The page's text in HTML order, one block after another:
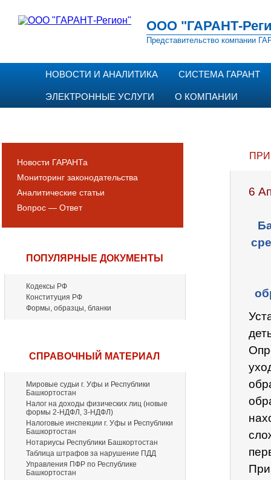
ООО "ГАРАНТ-
Представительство компании
НОВОСТИ И АНАЛИТИКА СИСТЕМА ГАРАНТ
ЭЛЕКТРОННЫЕ УСЛУГИ О КОМПАНИИ
Новости ГАРАНТа
Мониторинг законодательства
Аналитические статьи
Вопрос — Ответ
ПОПУЛЯРНЫЕ ДОКУМЕНТЫ
Кодексы РФ
Конституция РФ
Формы, образцы, бланки
СПРАВОЧНЫЙ МАТЕРИАЛ
Мировые судьи г. Уфы и Республики
Башкортостан
Налог на доходы физических лиц (новые
формы 2-НДФЛ, 3-НДФЛ)
Налоговые инспекции г. Уфы и Республики
Башкортостан
Нотариусы Республики Башкортостан
Таблица штрафов за нарушение ПДД
Управления ПФР по Республике
Башкортостан
6